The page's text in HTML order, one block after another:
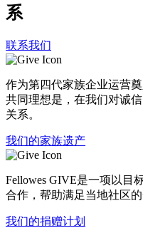
系
联系我们
作为第四代家族企业运营
共同理想是，在我们对诚
关系。
我们的家族遗产
Fellowes GIVE是一项以目
合作，帮助满足当地社区
我们的捐赠计划